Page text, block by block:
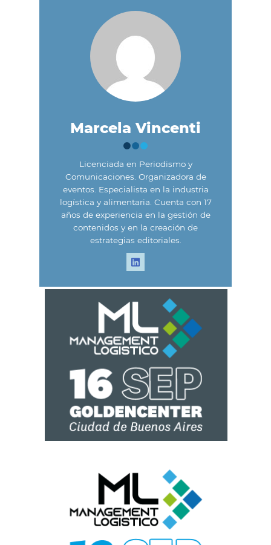
Marcela Vincenti
Licenciada en Periodismo y
Comunicaciones. Organizadora de
eventos. Especialista en la industria
logística y alimentaria. Cuenta con 17
años de experiencia en la gestión de
contenidos y en la creación de
estrategias editoriales.